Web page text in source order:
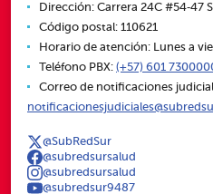
Dirección: Carrera 24C #54‑47
Código postal: 110621
Horario de atención: Lunes a
Teléfono PBX: (+57) 601
Correo de notificaciones
@SubRedSur
@subredsursalud
@subredsursalud
@subredsur9487